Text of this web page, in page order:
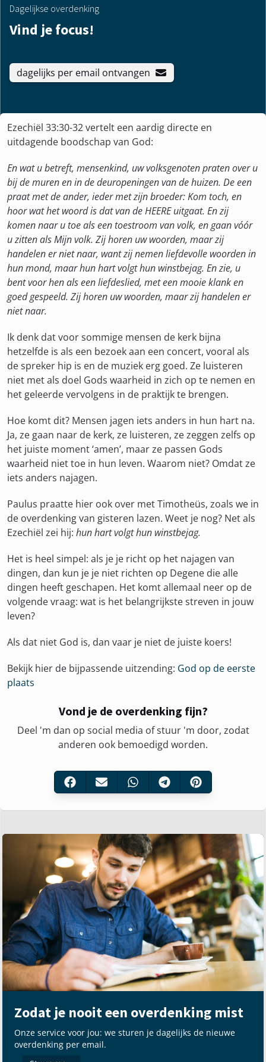
Dagelijkse overdenking
Vind je focus!
dagelijks per email ontvangen
Ezechiël 33:30-32 vertelt een aardig directe en
uitdagende boodschap van God:
En wat u betreft, mensenkind, uw volksgenoten praten over u
bij de muren en in de deuropeningen van de huizen. De een
praat met de ander, ieder met zijn broeder: Kom toch, en
hoor wat het woord is dat van de HEERE uitgaat. En zij
komen naar u toe als een toestroom van volk, en gaan vóór
u zitten als Mijn volk. Zij horen uw woorden, maar zij
handelen er niet naar, want zij nemen liefdevolle woorden in
hun mond, maar hun hart volgt hun winstbejag. En zie, u
bent voor hen als een liefdeslied, met een mooie klank en
goed gespeeld. Zij horen uw woorden, maar zij handelen er
niet naar.
Ik denk dat voor sommige mensen de kerk bijna
hetzelfde is als een bezoek aan een concert, vooral als
de spreker hip is en de muziek erg goed. Ze luisteren
niet met als doel Gods waarheid in zich op te nemen en
het geleerde vervolgens in de praktijk te brengen.
Hoe komt dit? Mensen jagen iets anders in hun hart na.
Ja, ze gaan naar de kerk, ze luisteren, ze zeggen zelfs op
het juiste moment ‘amen’, maar ze passen Gods
waarheid niet toe in hun leven. Waarom niet? Omdat ze
iets anders najagen.
Paulus praatte hier ook over met Timotheüs, zoals we in
de overdenking van gisteren lazen. Weet je nog? Net als
Ezechiël zei hij: hun hart volgt hun winstbejag.
Het is heel simpel: als je je richt op het najagen van
dingen, dan kun je je niet richten op Degene die alle
dingen heeft geschapen. Het komt allemaal neer op de
volgende vraag: wat is het belangrijkste streven in jouw
leven?
Als dat niet God is, dan vaar je niet de juiste koers!
Bekijk hier de bijpassende uitzending: God op de eerste
plaats
Vond je de overdenking fijn?
Deel 'm dan op social media of stuur 'm door, zodat
anderen ook bemoedigd worden.
Zodat je nooit een overdenking mist
Onze service voor jou: we sturen je dagelijks de nieuwe
overdenking per email.